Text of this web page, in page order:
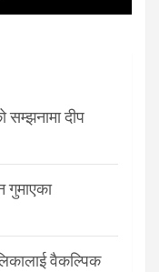
सम्झनामा दीप
गुमाएका
वैकल्पिक